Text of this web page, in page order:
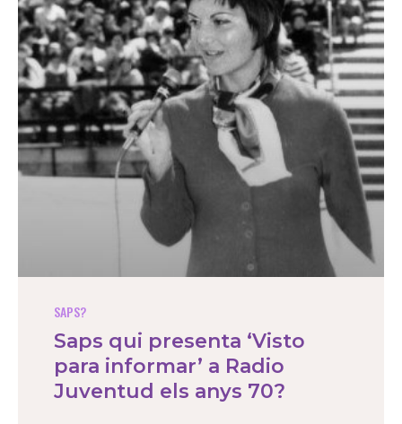
SAPS?
Saps qui presenta ‘Visto
para informar’ a Radio
Juventud els anys 70?